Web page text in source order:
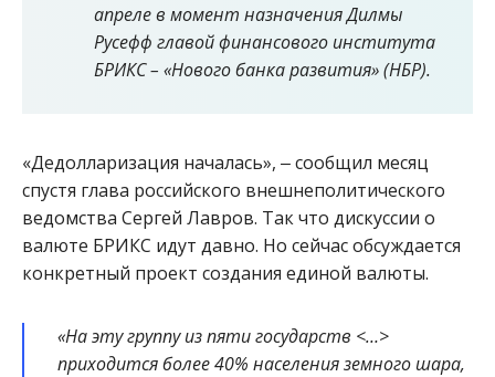
апреле в момент назначения Дилмы
Русефф главой финансового института
БРИКС – «Нового банка развития» (НБР).
«Дедолларизация началась», ‒ сообщил месяц
спустя глава российского внешнеполитического
ведомства Сергей Лавров. Так что дискуссии о
валюте БРИКС идут давно. Но сейчас обсуждается
конкретный проект создания единой валюты.
«На эту группу из пяти государств <…>
приходится более 40% населения земного шара,